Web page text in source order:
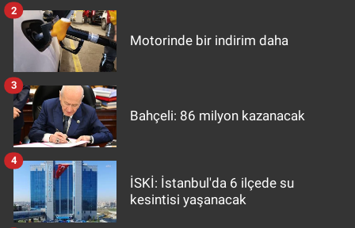
Motorinde bir indirim daha
2
Bahçeli: 86 milyon kazanacak
3
İSKİ: İstanbul'da 6 ilçede su
kesintisi yaşanacak
4